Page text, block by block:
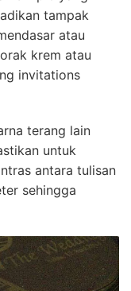
tampak
atau
krem atau
invitations
terang lain
untuk
antara tulisan
sehingga